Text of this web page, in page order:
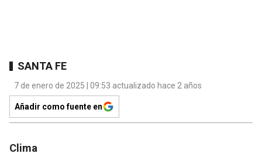
SANTA FE
7 de enero de 2025 | 09:53 actualizado hace 2 años
Añadir como fuente en
Clima